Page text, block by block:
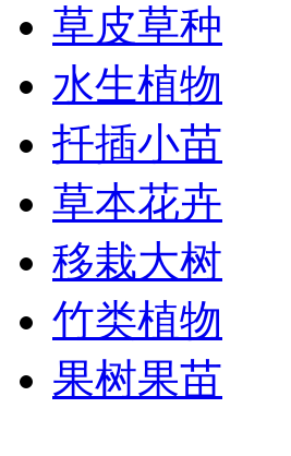
草皮草种
水生植物
扦插小苗
草本花卉
移栽大树
竹类植物
果树果苗